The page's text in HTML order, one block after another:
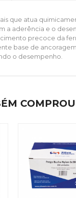
que atua
a aderência e o
precoce da
base de
o desempenho.
COMPROU